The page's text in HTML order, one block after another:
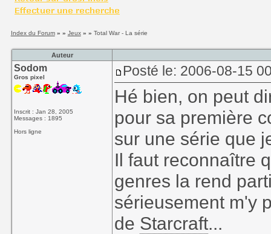
Index du Forum» » Jeux» » Total War - La série
Auteur
Sodom
Gros pixel
Inscrit : Jan 28, 2005
Messages : 1895
Hors ligne
Posté le: 2006-08-15
Hé bien, on peut
pour sa première
sur une série que
Il faut reconnaître
genres la rend
sérieusement m'y
de Starcraft...